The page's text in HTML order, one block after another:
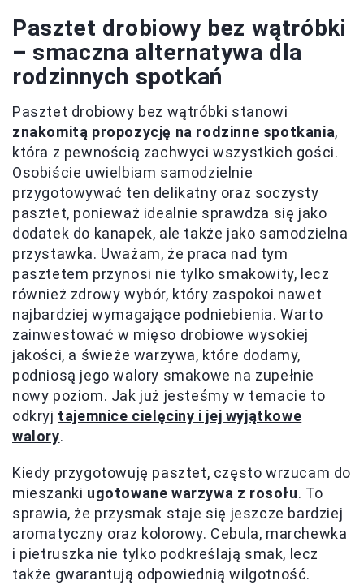
Pasztet drobiowy bez wątróbki
– smaczna alternatywa dla
rodzinnych spotkań
Pasztet drobiowy bez wątróbki stanowi
znakomitą propozycję na rodzinne spotkania,
która z pewnością zachwyci wszystkich gości.
Osobiście uwielbiam samodzielnie
przygotowywać ten delikatny oraz soczysty
pasztet, ponieważ idealnie sprawdza się jako
dodatek do kanapek, ale także jako samodzielna
przystawka. Uważam, że praca nad tym
pasztetem przynosi nie tylko smakowity, lecz
również zdrowy wybór, który zaspokoi nawet
najbardziej wymagające podniebienia. Warto
zainwestować w mięso drobiowe wysokiej
jakości, a świeże warzywa, które dodamy,
podniosą jego walory smakowe na zupełnie
nowy poziom. Jak już jesteśmy w temacie to
odkryj tajemnice cielęciny i jej wyjątkowe
walory.
Kiedy przygotowuję pasztet, często wrzucam do
mieszanki ugotowane warzywa z rosołu. To
sprawia, że przysmak staje się jeszcze bardziej
aromatyczny oraz kolorowy. Cebula, marchewka
i pietruszka nie tylko podkreślają smak, lecz
także gwarantują odpowiednią wilgotność.